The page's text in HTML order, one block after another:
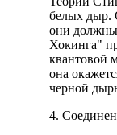
белых дыр.
они должны
Хокинга"
квантовой
она
черной
4.